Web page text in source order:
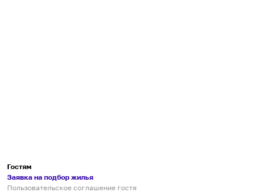
Гостям
Заявка на подбор жилья
Пользовательское соглашение гостя